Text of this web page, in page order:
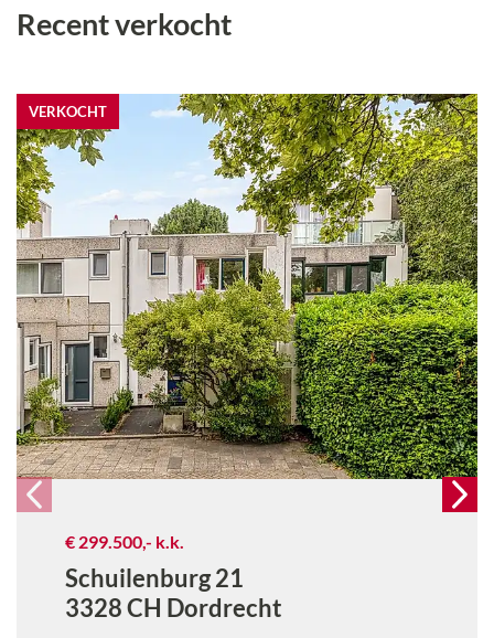
Recent verkocht
Schuilenburg 21
3328 CH Dordrecht
€ 299.500,- k.k.
VERKOCHT